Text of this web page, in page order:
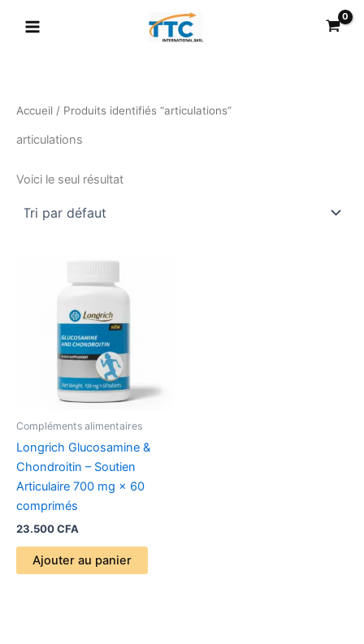
Accueil / Produits identifiés “articulations”
articulations
Voici le seul résultat
Compléments alimentaires
Longrich Glucosamine &
Chondroitin – Soutien
Articulaire 700 mg × 60
comprimés
23.500CFA
Ajouter au panier